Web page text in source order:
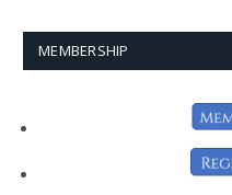
MEMBERSHIP